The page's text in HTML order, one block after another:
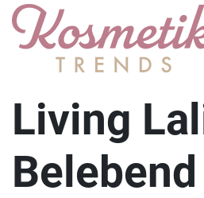
Living
Belebend